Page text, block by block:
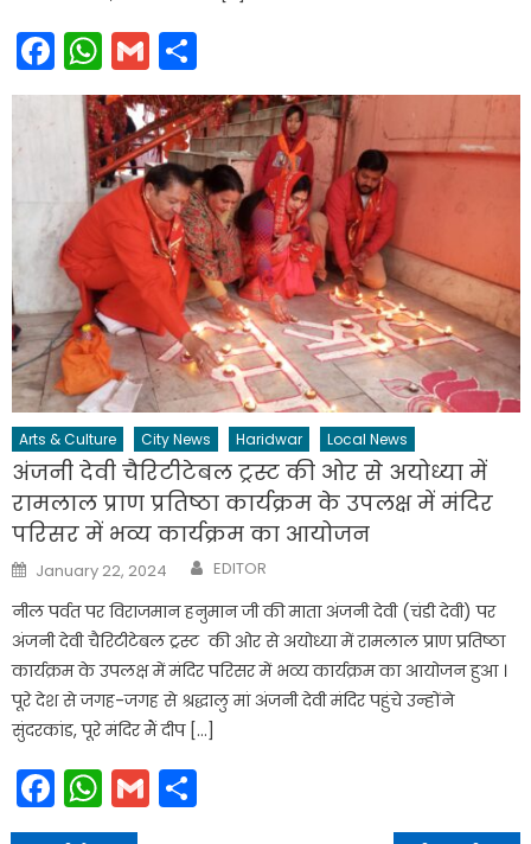
Facebook
WhatsApp
Gmail
Arts & Culture City News Haridwar Local News
अंजनी देवी चैरिटीटेबल ट्रस्ट की ओर से अयोध्या में
रामलाल प्राण प्रतिष्ठा कार्यक्रम के उपलक्ष में मंदिर
परिसर में भव्य कार्यक्रम का आयोजन
Posted
on
January 22, 2024 Author
EDITOR
नील पर्वत पर विराजमान हनुमान जी की माता अंजनी देवी (चंडी देवी) पर
अंजनी देवी चैरिटीटेबल ट्रस्ट की ओर से अयोध्या में रामलाल प्राण प्रतिष्ठा
कार्यक्रम के उपलक्ष में मंदिर परिसर में भव्य कार्यक्रम का आयोजन हुआ ।
पूरे देश से जगह-जगह से श्रद्धालु मां अंजनी देवी मंदिर पहुंचे उन्होंने
सुंदरकांड, पूरे मंदिर मैं दीप […]
Facebook
WhatsApp
Gmail